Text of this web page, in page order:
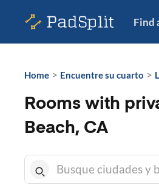
Find
Home > Encuentre su cuarto >
Rooms with
Beach, CA